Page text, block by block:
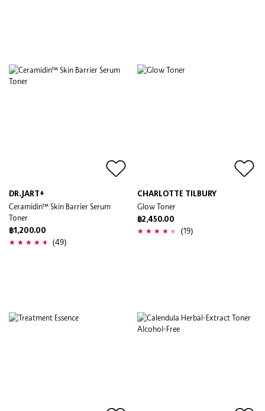
DR.JART+
Ceramidin™ Skin Barrier Serum
Toner
฿1,200.00
(49)
CHARLOTTE TILBURY
Glow Toner
฿2,450.00
(19)